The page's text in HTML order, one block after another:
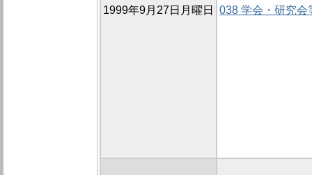
1999年9月27日月曜日 038 学会・研究会